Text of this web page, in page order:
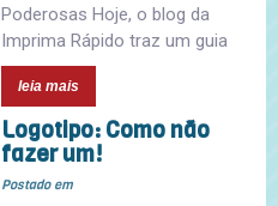
Poderosas Hoje, o blog da
Imprima Rápido traz um guia
leia mais
Logotipo: Como não
fazer um!
Postado em